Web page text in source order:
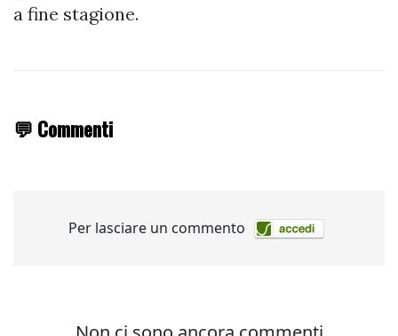
a fine stagione.
💬 Commenti